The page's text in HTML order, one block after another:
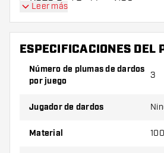
KOTO Red Emblem NO2 se
Diseño:El KOTO White
rojo y el logotipo de KOTO
impreso en rojo para una
disponible en jade, azul, verde,
Leer más
ESPECIFICACIONES DEL
Número de plumas de dardos
por juego
3
Jugador de dardos
Material